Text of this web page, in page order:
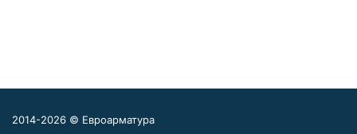
2014-2026 © Евроарматура